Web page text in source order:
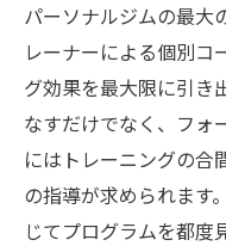
パーソナルジムの最大
レーナーによる個別コ
グ効果を最大限に引き
なすだけでなく、フォ
にはトレーニングの合
の指導が求められます
じてプログラムを都度